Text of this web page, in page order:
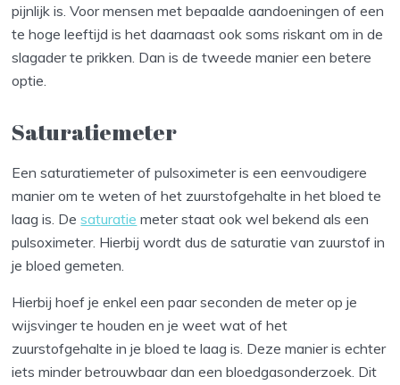
pijnlijk is. Voor mensen met bepaalde aandoeningen of een
te hoge leeftijd is het daarnaast ook soms riskant om in de
slagader te prikken. Dan is de tweede manier een betere
optie.
Saturatiemeter
Een saturatiemeter of pulsoximeter is een eenvoudigere
manier om te weten of het zuurstofgehalte in het bloed te
laag is. Desaturatie meter staat ook wel bekend als een
pulsoximeter. Hierbij wordt dus de saturatie van zuurstof in
je bloed gemeten.
Hierbij hoef je enkel een paar seconden de meter op je
wijsvinger te houden en je weet wat of het
zuurstofgehalte in je bloed te laag is. Deze manier is echter
iets minder betrouwbaar dan een bloedgasonderzoek. Dit